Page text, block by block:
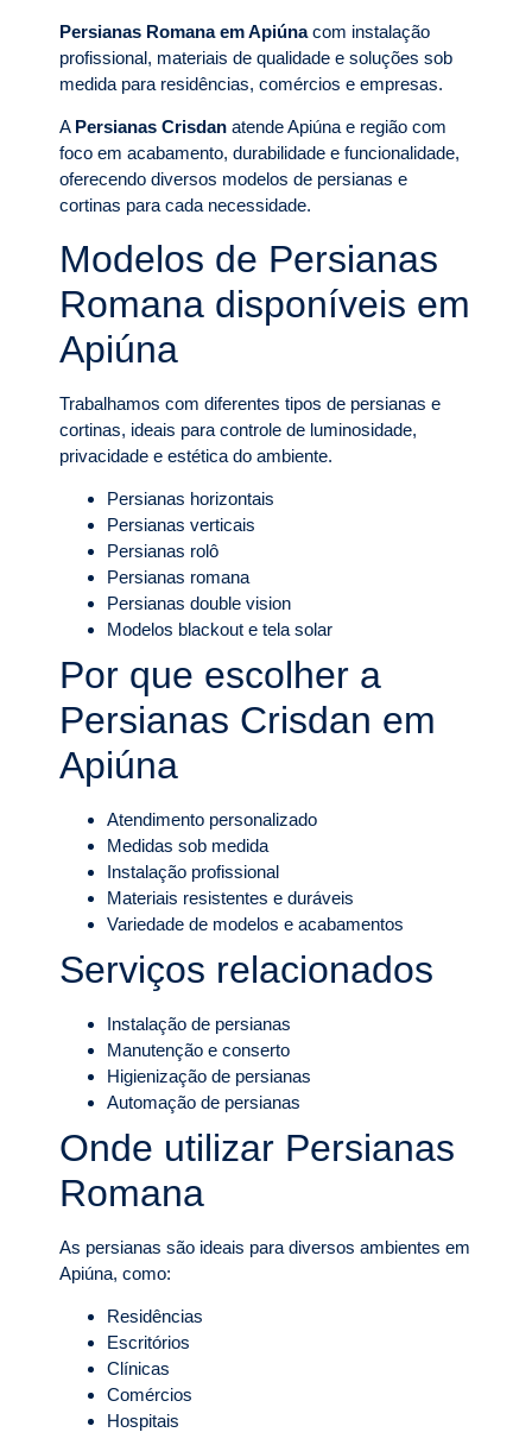
Persianas Romana em Apiúnacom instalação
profissional, materiais de qualidade e soluções sob
medida para residências, comércios e empresas.
A Persianas Crisdan atende Apiúna e região com
foco em acabamento, durabilidade e funcionalidade,
oferecendo diversos modelos de persianas e
cortinas para cada necessidade.
Modelos de Persianas
Romana disponíveis em
Apiúna
Trabalhamos com diferentes tipos de persianas e
cortinas, ideais para controle de luminosidade,
privacidade e estética do ambiente.
Persianas horizontais
Persianas verticais
Persianas rolô
Persianas romana
Persianas double vision
Modelos blackout e tela solar
Por que escolher a
Persianas Crisdan em
Apiúna
Atendimento personalizado
Medidas sob medida
Instalação profissional
Materiais resistentes e duráveis
Variedade de modelos e acabamentos
Serviços relacionados
Instalação de persianas
Manutenção e conserto
Higienização de persianas
Automação de persianas
Onde utilizar Persianas
Romana
As persianas são ideais para diversos ambientes em
Apiúna, como:
Residências
Escritórios
Clínicas
Comércios
Hospitais